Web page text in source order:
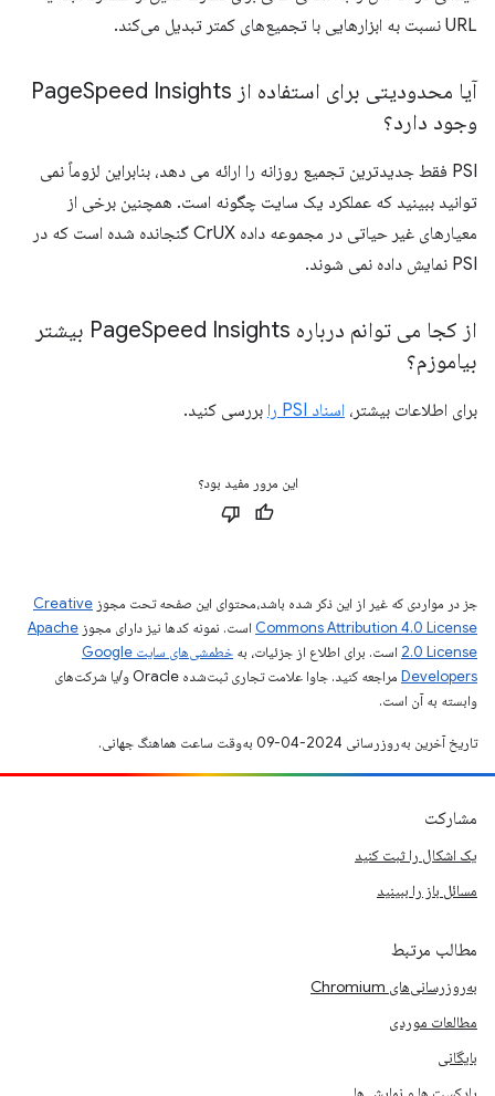
URL نسبت به ابزارهایی با تجمیع‌های کمتر تبدیل می‌کند.
آیا محدودیتی برای استفاده از Page Speed ​​Insights
وجود دارد؟
PSI فقط جدیدترین تجمیع روزانه را ارائه می دهد، بنابراین لزوماً نمی
توانید ببینید که عملکرد یک سایت چگونه است. همچنین برخی از
معیارهای غیر حیاتی در مجموعه داده CrUX گنجانده شده است که در
PSI نمایش داده نمی شوند.
از کجا می توانم درباره Page
Speed ​​Insights بیشتر
بیاموزم؟
برای اطلاعات بیشتر، اسناد PSI را بررسی کنید.
این مرور مفید بود؟
جز در مواردی که غیر از این ذکر شده باشد،‌محتوای این صفحه تحت مجوز Creative
Commons Attribution 4.0 License است. نمونه کدها نیز دارای مجوز Apache
2.0 License است. برای اطلاع از جزئیات، به
خطمشی‌های سایت Google
Developers‏
مراجعه کنید. جاوا علامت تجاری ثبت‌شده Oracle و/یا شرکت‌های
وابسته به آن است.
تاریخ آخرین به‌روزرسانی 2024-04-09 به‌وقت ساعت هماهنگ جهانی.
مشارکت
یک اشکال را ثبت کنید
مسائل باز را ببینید
مطالب مرتبط
به‌روزرسانی‌های Chromium
مطالعات موردی
بایگانی